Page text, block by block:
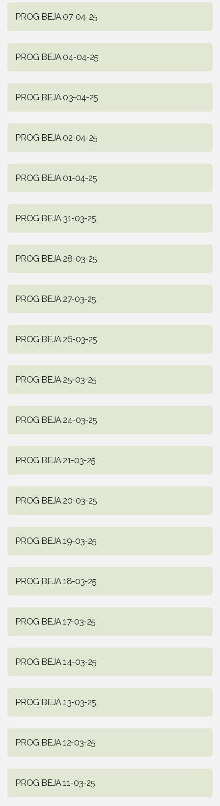
PROG BEJA 07-04-25
PROG BEJA 04-04-25
PROG BEJA 03-04-25
PROG BEJA 02-04-25
PROG BEJA 01-04-25
PROG BEJA 31-03-25
PROG BEJA 28-03-25
PROG BEJA 27-03-25
PROG BEJA 26-03-25
PROG BEJA 25-03-25
PROG BEJA 24-03-25
PROG BEJA 21-03-25
PROG BEJA 20-03-25
PROG BEJA 19-03-25
PROG BEJA 18-03-25
PROG BEJA 17-03-25
PROG BEJA 14-03-25
PROG BEJA 13-03-25
PROG BEJA 12-03-25
PROG BEJA 11-03-25